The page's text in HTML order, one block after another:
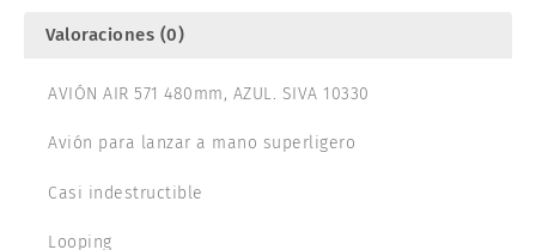
Valoraciones (0)
AVIÓN AIR 571 480mm, AZUL. SIVA 10330
Avión para lanzar a mano superligero
Casi indestructible
Looping